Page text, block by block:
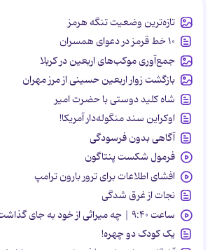
تازه‌ترین وضعیت تنگه هرمز
۱۰ خط قرمز در دعوای همسران
جمع‌آوری موکب‌های اربعین در کربلا
بازگشت زوار اربعین حسینی از مرز مهران
شاه کلید دوستی با حضرت امیر
اوکراین سند منگوله‌دار آمریکا!
آگاهی بدون فرسودگی
فرمول شکست پنتاگون
افشای اطلاعات برای ترور بارون ترامپ
نجات از غرق شدگی
ساعت ۹:۴۰ | چه میراثی از خود به جای گذاشت؟
یک کودک دو چهره!